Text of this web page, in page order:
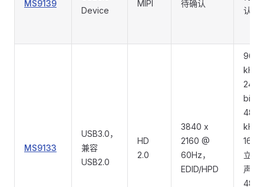
MS9139
Device
MIPI 待确认
认
MS9133
USB3.0，
兼容
USB2.0
HD
2.0
3840 x
2160 @
60Hz，
EDID/HPD
96
kHz /
24
bit、
48
kHz /
16 bit
立体
声，
48